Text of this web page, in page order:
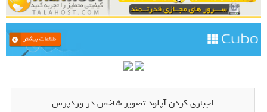
اجباری کردن آپلود تصویر شاخص در وردپرس